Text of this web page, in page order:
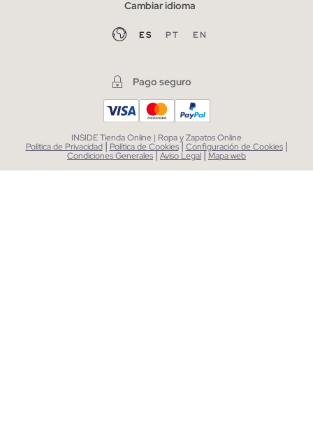
Cambiar idioma
ES PT EN
Pago seguro
INSIDE Tienda Online | Ropa y Zapatos Online
Política de Privacidad | Política de Cookies| Configuración de Cookies |
Condiciones Generales|Aviso Legal| Mapa web